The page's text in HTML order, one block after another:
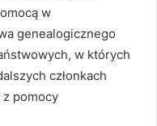
w
genealogicznego
w których
członkach
pomocy